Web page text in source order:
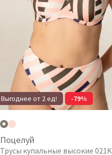
Выгоднее от 2 ед! -79%
Поцелуй
Трусы купальные высокие 021K